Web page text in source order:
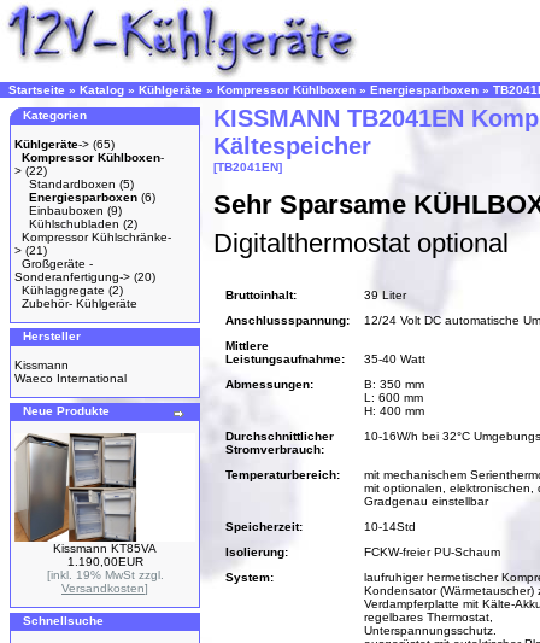
Startseite » Katalog » Kühlgeräte » Kompressor Kühlboxen » Energiesparboxen »
Kategorien
Kühlgeräte-> (65)
Kompressor Kühlboxen-
> (22)
Standardboxen (5)
Energiesparboxen (6)
Einbauboxen (9)
Kühlschubladen (2)
Kompressor Kühlschränke-
> (21)
Großgeräte -
Sonderanfertigung-> (20)
Kühlaggregate (2)
Zubehör- Kühlgeräte
Hersteller
Kissmann
Waeco International
Neue Produkte
Kissmann KT85VA
1.190,00EUR
[inkl. 19% MwSt zzgl.
Versandkosten]
Schnellsuche
KISSMANN TB2041EN
Kältespeicher
[TB2041EN]
Sehr Sparsame
Digitalthermostat optional
Bruttoinhalt:
39 Liter
Anschlussspannung:
12/24 Volt DC automatische
Mittlere
Leistungsaufnahme:
35-40 Watt
Abmessungen:
B: 350 mm
L: 600 mm
H: 400 mm
Durchschnittlicher
Stromverbrauch:
10-16W/h bei 32°C
Temperaturbereich:
mit mechanischem
mit optionalen, elektronischen,
Gradgenau einstellbar
Speicherzeit:
10-14Std
Isolierung:
FCKW-freier PU-Schaum
System:
laufruhiger hermetischer
Kondensator (Wärmetauscher)
Verdampferplatte mit Kälte-
regelbares Thermostat,
Unterspannungsschutz.